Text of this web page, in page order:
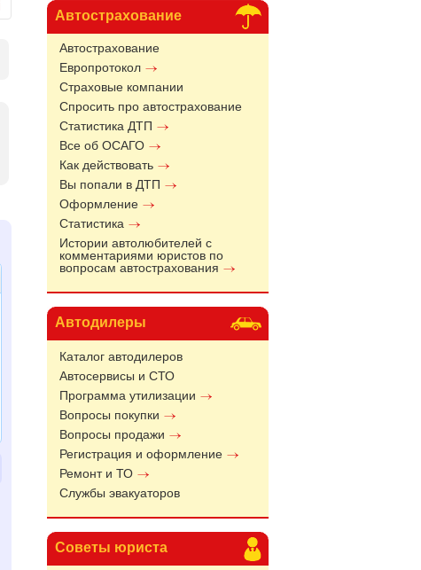
Автострахование
Автострахование
Европротокол
Страховые компании
Спросить про автострахование
Статистика ДТП
Все об ОСАГО
Как действовать
Вы попали в ДТП
Оформление
Статистика
Истории автолюбителей с
комментариями юристов по
вопросам автострахования
Автодилеры
Каталог автодилеров
Автосервисы и СТО
Программа утилизации
Вопросы покупки
Вопросы продажи
Регистрация и оформление
Ремонт и ТО
Службы эвакуаторов
Советы юриста